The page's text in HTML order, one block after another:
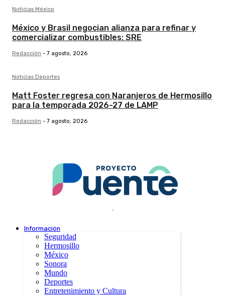
Noticias México
México y Brasil negocian alianza para refinar y
comercializar combustibles: SRE
Redacción - 7 agosto, 2026
Noticias Deportes
Matt Foster regresa con Naranjeros de Hermosillo
para la temporada 2026-27 de LAMP
Redacción - 7 agosto, 2026
.
Información
Seguridad
Hermosillo
México
Sonora
Mundo
Deportes
Entretenimiento y Cultura